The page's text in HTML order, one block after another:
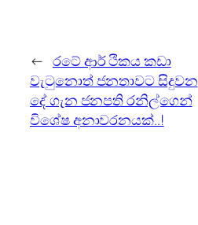
← රටේ ආර් ථිකය කඩා
වැටුනොත් ජනතාවට සිදුවන
දේ ගැන ජනපති රනිල්ගෙන්
විශේෂ අනාවරනයක්..!